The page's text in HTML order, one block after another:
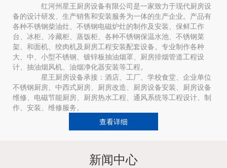
红河州星王厨房设备有限公司是一家致力于现代厨房设
备的设计研发、生产销售和安装服务为一体的生产企业。产品有
各种不锈钢柴油灶、不锈钢电磁炉灶的制作及安装、保鲜工作
台、冰柜、冷藏柜、蒸饭柜、各种不锈钢保温水池、不锈钢菜
架、和面机、绞肉机及厨房工程安装配套设备。专业制作各种
大、中、小型不锈钢、镀锌板抽油烟罩、厨房排烟管道工程设
计、抽油烟风机、油烟净化器安装等工程。
星王厨房设备承接：酒店、工厂、学校食堂、企业单位
不锈钢厨房、中西式厨房、厨房改造、厨房设备安装、厨房设备
维修、电磁节能厨房、厨房热水工程、通风系统等工程设计、制
作、安装、维修服务。
查看详细
新闻中心